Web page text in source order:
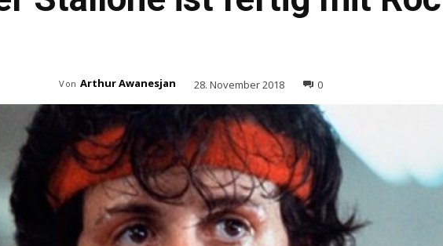
Von Arthur Awanesjan 28. November 2018 0